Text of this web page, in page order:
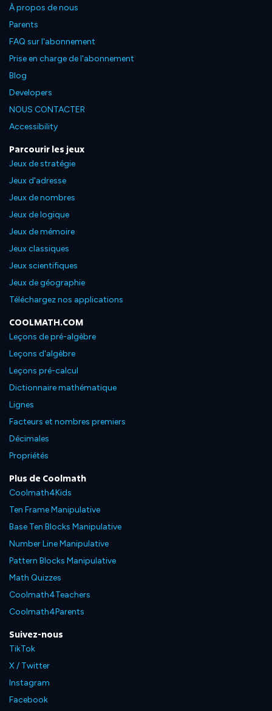
À propos de nous
Parents
FAQ sur l'abonnement
Prise en charge de l'abonnement
Blog
Developers
NOUS CONTACTER
Accessibility
Parcourir les jeux
Jeux de stratégie
Jeux d'adresse
Jeux de nombres
Jeux de logique
Jeux de mémoire
Jeux classiques
Jeux scientifiques
Jeux de géographie
Téléchargez nos applications
COOLMATH.COM
Leçons de pré-algèbre
Leçons d'algèbre
Leçons pré-calcul
Dictionnaire mathématique
Lignes
Facteurs et nombres premiers
Décimales
Propriétés
Plus de Coolmath
Coolmath4Kids
Ten Frame Manipulative
Base Ten Blocks Manipulative
Number Line Manipulative
Pattern Blocks Manipulative
Math Quizzes
Coolmath4Teachers
Coolmath4Parents
Suivez-nous
TikTok
X / Twitter
Instagram
Facebook